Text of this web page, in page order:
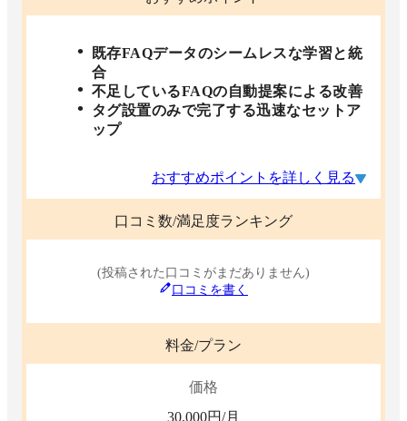
既存FAQデータのシームレスな学習と統
合
不足しているFAQの自動提案による改善
タグ設置のみで完了する迅速なセットア
ップ
おすすめポイントを詳しく見る
口コミ数/満足度ランキング
(投稿された口コミがまだありません)
口コミを書く
料金/プラン
価格
30,000円/月